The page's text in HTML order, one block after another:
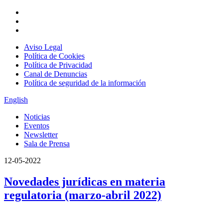
Aviso Legal
Política de Cookies
Política de Privacidad
Canal de Denuncias
Política de seguridad de la información
English
Noticias
Eventos
Newsletter
Sala de Prensa
12-05-2022
Novedades jurídicas en materia
regulatoria (marzo-abril 2022)